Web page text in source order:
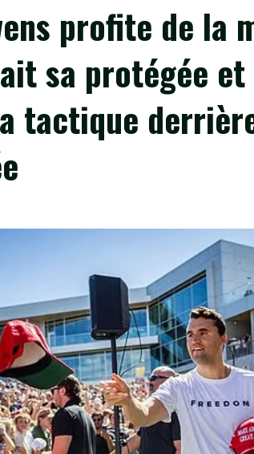
profite de la
sa protégée et
tactique